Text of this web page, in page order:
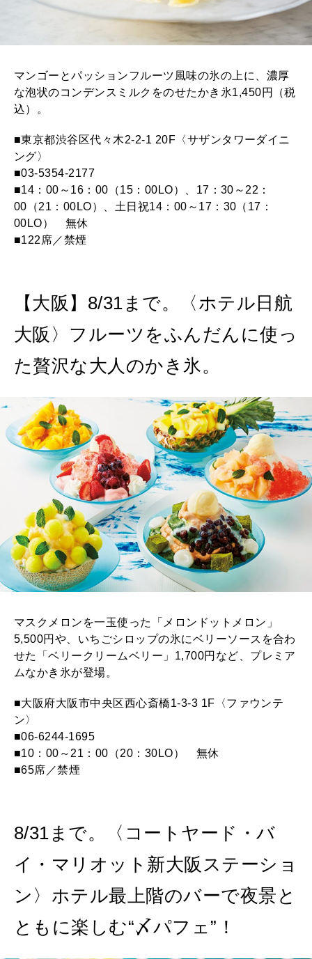
マンゴーとパッションフルーツ風味の氷の上に、濃厚
な泡状のコンデンスミルクをのせたかき氷1,450円（税
込）。
■東京都渋谷区代々木2-2-1 20F〈サザンタワーダイニ
ング〉
■03-5354-2177
■14：00～16：00（15：00LO）、17：30～22：
00（21：00LO）、土日祝14：00～17：30（17：
00LO） 無休
■122席／禁煙
【大阪】8/31まで。〈ホテル日航
大阪〉フルーツをふんだんに使っ
た贅沢な大人のかき氷。
マスクメロンを一玉使った「メロンドットメロン」
5,500円や、いちごシロップの氷にベリーソースを合わ
せた「ベリークリームベリー」1,700円など、プレミア
ムなかき氷が登場。
■大阪府大阪市中央区西心斎橋1-3-3 1F〈ファウンテ
ン〉
■06-6244-1695
■10：00～21：00（20：30LO） 無休
■65席／禁煙
8/31まで。〈コートヤード・バ
イ・マリオット新大阪ステーショ
ン〉ホテル最上階のバーで夜景と
ともに楽しむ“〆パフェ”！